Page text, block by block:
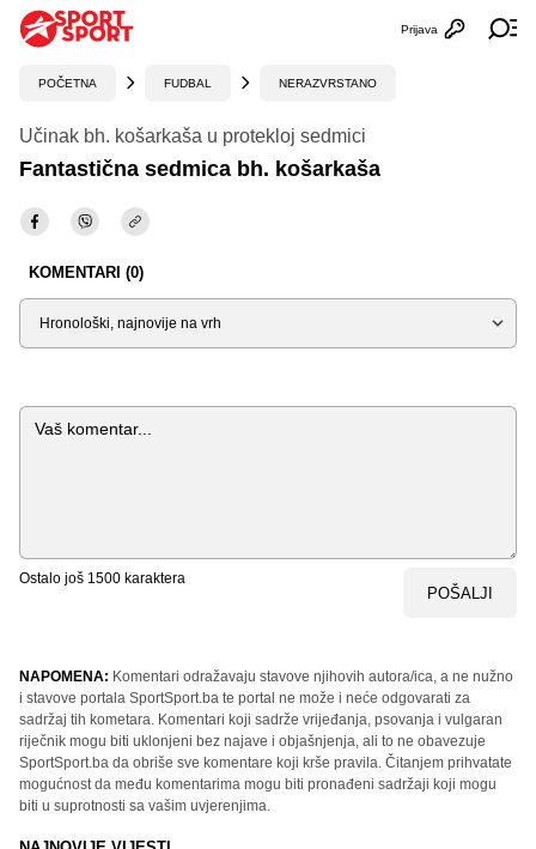
Otvori
Prijava
POČETNA FUDBAL NERAZVRSTANO
Učinak bh. košarkaša u protekloj sedmici
Fantastična sedmica bh. košarkaša
KOMENTARI (0)
Sortiraj
Komentar
Ostalo još 1500 karaktera
POŠALJI
NAPOMENA: Komentari odražavaju stavove njihovih autora/ica, a ne nužno
i stavove portala SportSport.ba te portal ne može i neće odgovarati za
sadržaj tih kometara. Komentari koji sadrže vrijeđanja, psovanja i vulgaran
riječnik mogu biti uklonjeni bez najave i objašnjenja, ali to ne obavezuje
SportSport.ba da obriše sve komentare koji krše pravila. Čitanjem prihvatate
mogućnost da među komentarima mogu biti pronađeni sadržaji koji mogu
biti u suprotnosti sa vašim uvjerenjima.